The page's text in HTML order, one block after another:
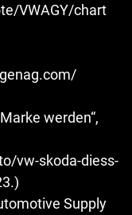
VWAGY/chart
werden“,
vw-skoda-diess-
Supply